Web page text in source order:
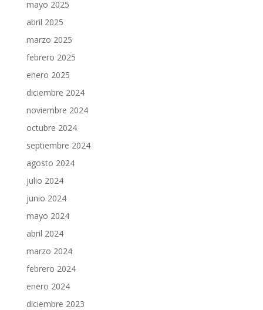
mayo 2025
abril 2025
marzo 2025
febrero 2025
enero 2025
diciembre 2024
noviembre 2024
octubre 2024
septiembre 2024
agosto 2024
julio 2024
junio 2024
mayo 2024
abril 2024
marzo 2024
febrero 2024
enero 2024
diciembre 2023